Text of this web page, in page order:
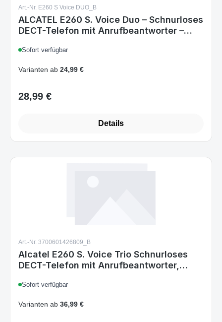
Art.-Nr. E260 S Voice DUO_B
ALCATEL E260 S. Voice Duo – Schnurloses
DECT-Telefon mit Anrufbeantworter –
– Freisprechfunktion – Blockierung
Schwarz
Sofort verfügbar
Varianten ab 24,99 €
Regulärer Preis:
28,99 €
Details
Art.-Nr. 3700601426809_B
Alcatel E260 S. Voice Trio Schnurloses
DECT-Telefon mit Anrufbeantworter,
Mobilteile, Schwarz
Sofort verfügbar
Varianten ab 36,99 €